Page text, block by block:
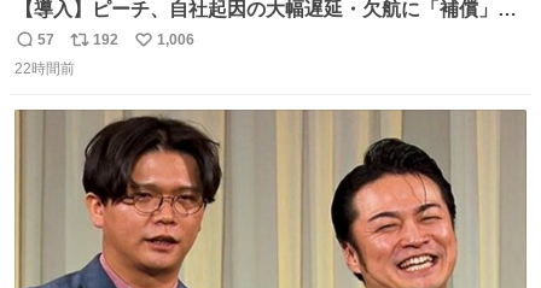
【導入】ピーチ、自社起因の大幅遅延・欠航に「補償」開
始へ news.livedoor.com/article/detail… 同社に起因する理
由によって大幅遅延や欠航が発生した場合、乗客が負担し
は1人あたり上限1万円、国際線は上限2万円まで支払う。
返
信
57
リ
ポ
数
192
い
数
1,006
22時間前